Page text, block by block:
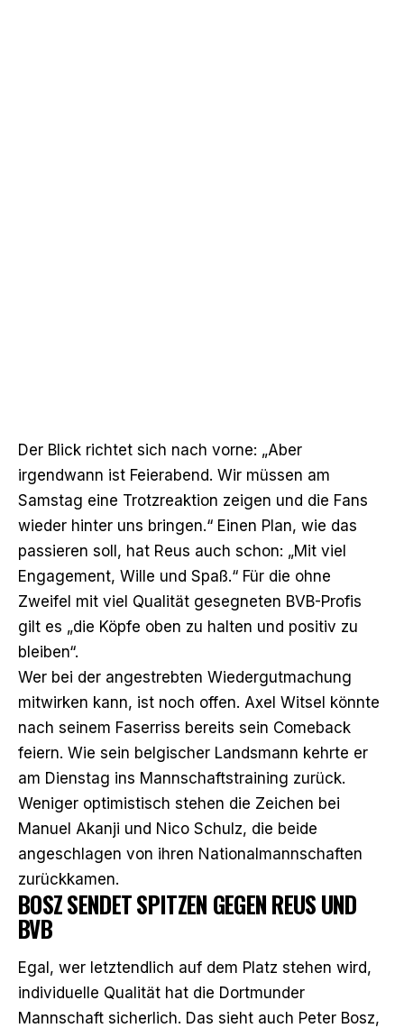
Der Blick richtet sich nach vorne: „Aber
irgendwann ist Feierabend. Wir müssen am
Samstag eine Trotzreaktion zeigen und die Fans
wieder hinter uns bringen.“ Einen Plan, wie das
passieren soll, hat Reus auch schon: „Mit viel
Engagement, Wille und Spaß.“ Für die ohne
Zweifel mit viel Qualität gesegneten BVB-Profis
gilt es „die Köpfe oben zu halten und positiv zu
bleiben“.
Wer bei der angestrebten Wiedergutmachung
mitwirken kann, ist noch offen. Axel Witsel könnte
nach seinem Faserriss bereits sein Comeback
feiern. Wie sein belgischer Landsmann kehrte er
am Dienstag ins Mannschaftstraining zurück.
Weniger optimistisch stehen die Zeichen bei
Manuel Akanji und Nico Schulz, die beide
angeschlagen von ihren Nationalmannschaften
zurückkamen.
BOSZ SENDET SPITZEN GEGEN REUS UND
BVB
Egal, wer letztendlich auf dem Platz stehen wird,
individuelle Qualität hat die Dortmunder
Mannschaft sicherlich. Das sieht auch Peter Bosz,